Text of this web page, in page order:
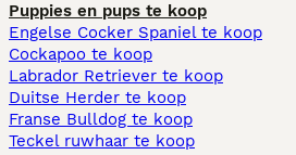
Puppies en pups te koop
Engelse Cocker Spaniel te koop
Cockapoo te koop
Labrador Retriever te koop
Duitse Herder te koop
Franse Bulldog te koop
Teckel ruwhaar te koop